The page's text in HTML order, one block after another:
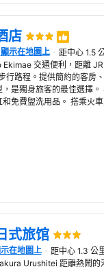
店
顯示在地圖上
距中心 1.5
交通便利，距離
行路程。提供簡約的客房
是獨身旅客的最佳選擇
免費盥洗用品。 搭乘火
式旅馆
在地圖上
距中心 1.3 公
Urushitei 距離熱鬧的